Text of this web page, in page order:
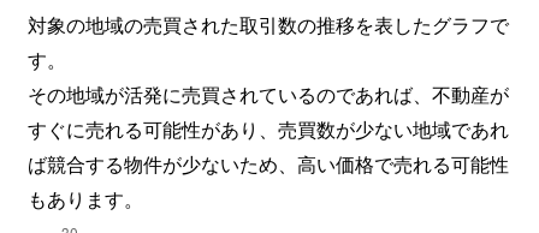
対象の地域の売買された取引数の推移を表したグラフで
す。
その地域が活発に売買されているのであれば、不動産が
すぐに売れる可能性があり、売買数が少ない地域であれ
ば競合する物件が少ないため、高い価格で売れる可能性
もあります。